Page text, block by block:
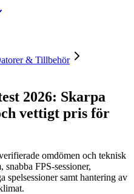
& Tillbehör
2026: Skarpa
vettigt pris för
omdömen och teknisk
FPS-sessioner,
spelsessioner samt hantering av